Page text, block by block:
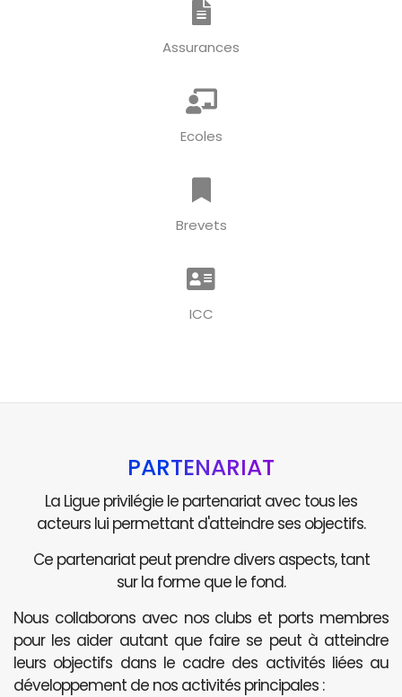
Assurances
Ecoles
Brevets
ICC
PARTENARIAT
La Ligue privilégie le partenariat avec tous les
acteurs lui permettant d'atteindre ses objectifs.
Ce partenariat peut prendre divers aspects, tant
sur la forme que le fond.
Nous collaborons avec nos clubs et ports membres
pour les aider autant que faire se peut à atteindre
leurs objectifs dans le cadre des activités liées au
développement de nos activités principales :